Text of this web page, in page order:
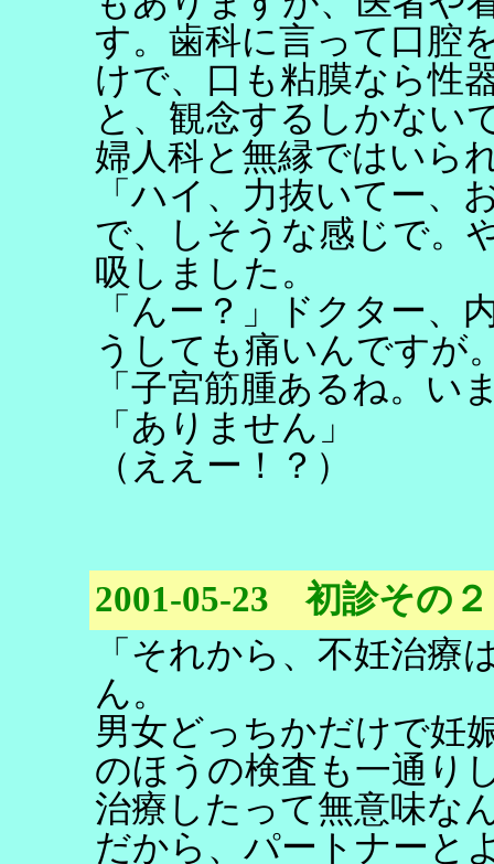
す。歯科に言って口腔
けで、口も粘膜なら性
と、観念するしかない
婦人科と無縁ではいら
「ハイ、力抜いてー、
で、しそうな感じで。
吸しました。
「んー？」ドクター、
うしても痛いんですが
「子宮筋腫あるね。い
「ありません」
（ええー！？）
2001-05-23 初診その２
「それから、不妊治療
ん。
男女どっちかだけで妊
のほうの検査も一通り
治療したって無意味な
だから、パートナーと